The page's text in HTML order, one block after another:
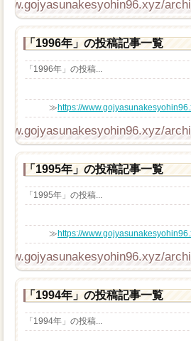
「1996年」の投稿記事一覧
「1996年」の投稿...
≫https://
「1995年」の投稿記事一覧
「1995年」の投稿...
≫https://
「1994年」の投稿記事一覧
「1994年」の投稿...